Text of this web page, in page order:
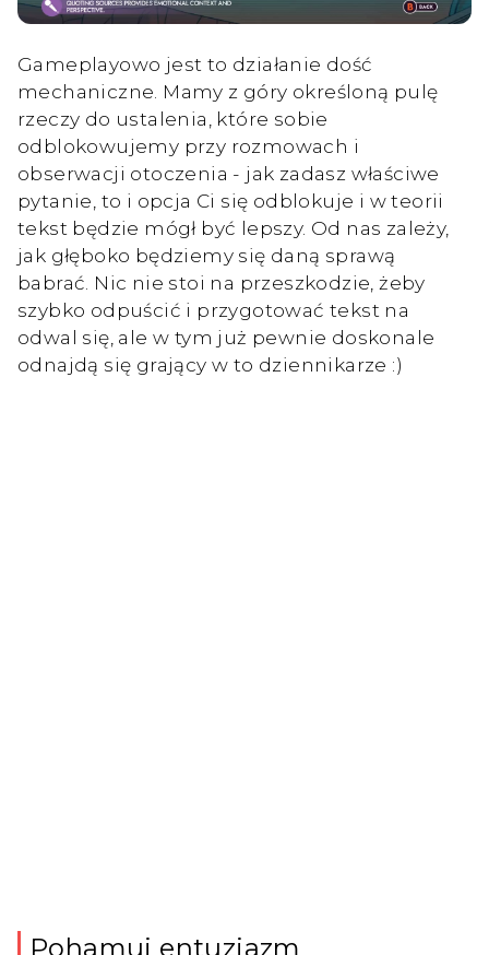
Gameplayowo jest to działanie dość
mechaniczne. Mamy z góry określoną pulę
rzeczy do ustalenia, które sobie
odblokowujemy przy rozmowach i
obserwacji otoczenia - jak zadasz właściwe
pytanie, to i opcja Ci się odblokuje i w teorii
tekst będzie mógł być lepszy. Od nas zależy,
jak głęboko będziemy się daną sprawą
babrać. Nic nie stoi na przeszkodzie, żeby
szybko odpuścić i przygotować tekst na
odwal się, ale w tym już pewnie doskonale
odnajdą się grający w to dziennikarze :)
Pohamuj entuzjazm